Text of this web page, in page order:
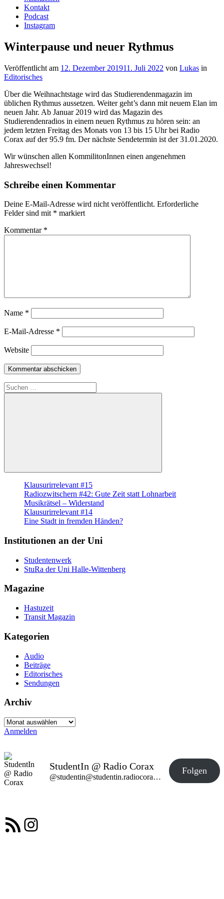
Kontakt
Podcast
Instagram
Winterpause und neuer Rythmus
Veröffentlicht am 12. Dezember 201911. Juli 2022 von Lukas in
Editorisches
Über die Weihnachtstage wird das Studierendenmagazin im
üblichen Rythmus aussetzen. Weiter geht’s dann mit neuem Elan im
neuen Jahr. Ab Januar 2019 wird das Magazin des
Studierendenradios in einem neuen Rythmus zu hören sein: an
jedem letzten Freitag des Monats von 13 bis 15 Uhr bei Radio
Corax auf der 95.9 fm. Der nächste Sendetermin ist der 31.01.2020.
Wir wünschen allen KommilitonInnen einen angenehmen
Jahreswechsel!
Schreibe einen Kommentar
Deine E-Mail-Adresse wird nicht veröffentlicht. Erforderliche
Felder sind mit * markiert
Kommentar *
Name *
E-Mail-Adresse *
Website
Suche
nach:
Suchen
Klausurirrelevant #15
Radiozwitschern #42: Gute Zeit statt Lohnarbeit
Musikrätsel – Widerstand
Klausurirrelevant #14
Eine Stadt in fremden Händen?
Institutionen an der Uni
Studentenwerk
StuRa der Uni Halle-Wittenberg
Magazine
Hastuzeit
Transit Magazin
Kategorien
Audio
Beiträge
Editorisches
Sendungen
Archiv
Archiv
Anmelden
StudentIn @ Radio Corax
@studentin@studentin.radiocorax.de
Folgen
RSS-FeedInstagram